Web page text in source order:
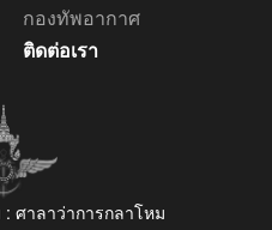
กองทัพอากาศ
ติดต่อเรา
ศาลาว่าการกลาโหม